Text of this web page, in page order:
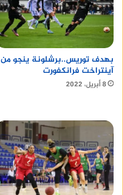
بهدف توريس..برشلونة ينجو من
آينتراخت فرانكفورت
8 أبريل، 2022